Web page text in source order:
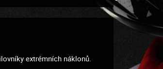
extrémních náklonů.